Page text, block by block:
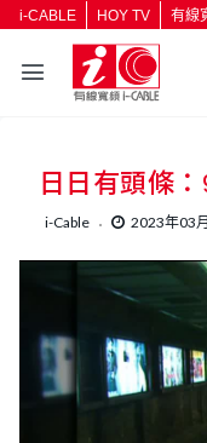
i-CABLE HOY TV 有線
日日有頭條
i-Cable 2023年03